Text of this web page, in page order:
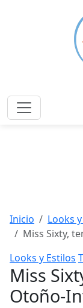
Menú
Inicio
Looks
Miss Sixty,
Looks y Estilos
Miss
Otoño-